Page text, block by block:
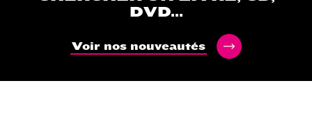
DVD...
Voir nos nouveautés